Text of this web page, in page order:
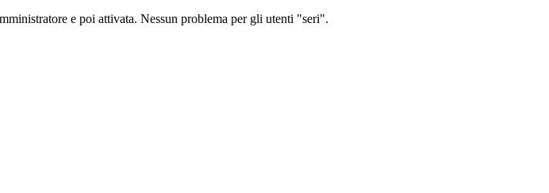
e poi attivata. Nessun problema per gli utenti "seri".